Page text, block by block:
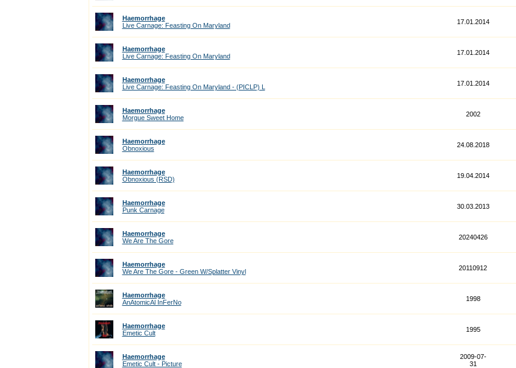
Haemorrhage
Live Carnage: Feasting On Maryland
17.01.2014
Haemorrhage
Live Carnage: Feasting On Maryland
17.01.2014
Haemorrhage
Live Carnage: Feasting On Maryland - (PICLP) L
17.01.2014
Haemorrhage
Morgue Sweet Home
2002
Haemorrhage
Obnoxious
24.08.2018
Haemorrhage
Obnoxious (RSD)
19.04.2014
Haemorrhage
Punk Carnage
30.03.2013
Haemorrhage
We Are The Gore
20240426
Haemorrhage
We Are The Gore - Green W/Splatter Vinyl
20110912
Haemorrhage
AnAtomicAl InFerNo
1998
Haemorrhage
Emetic Cult
1995
Haemorrhage
Emetic Cult - Picture
2009-07-
31